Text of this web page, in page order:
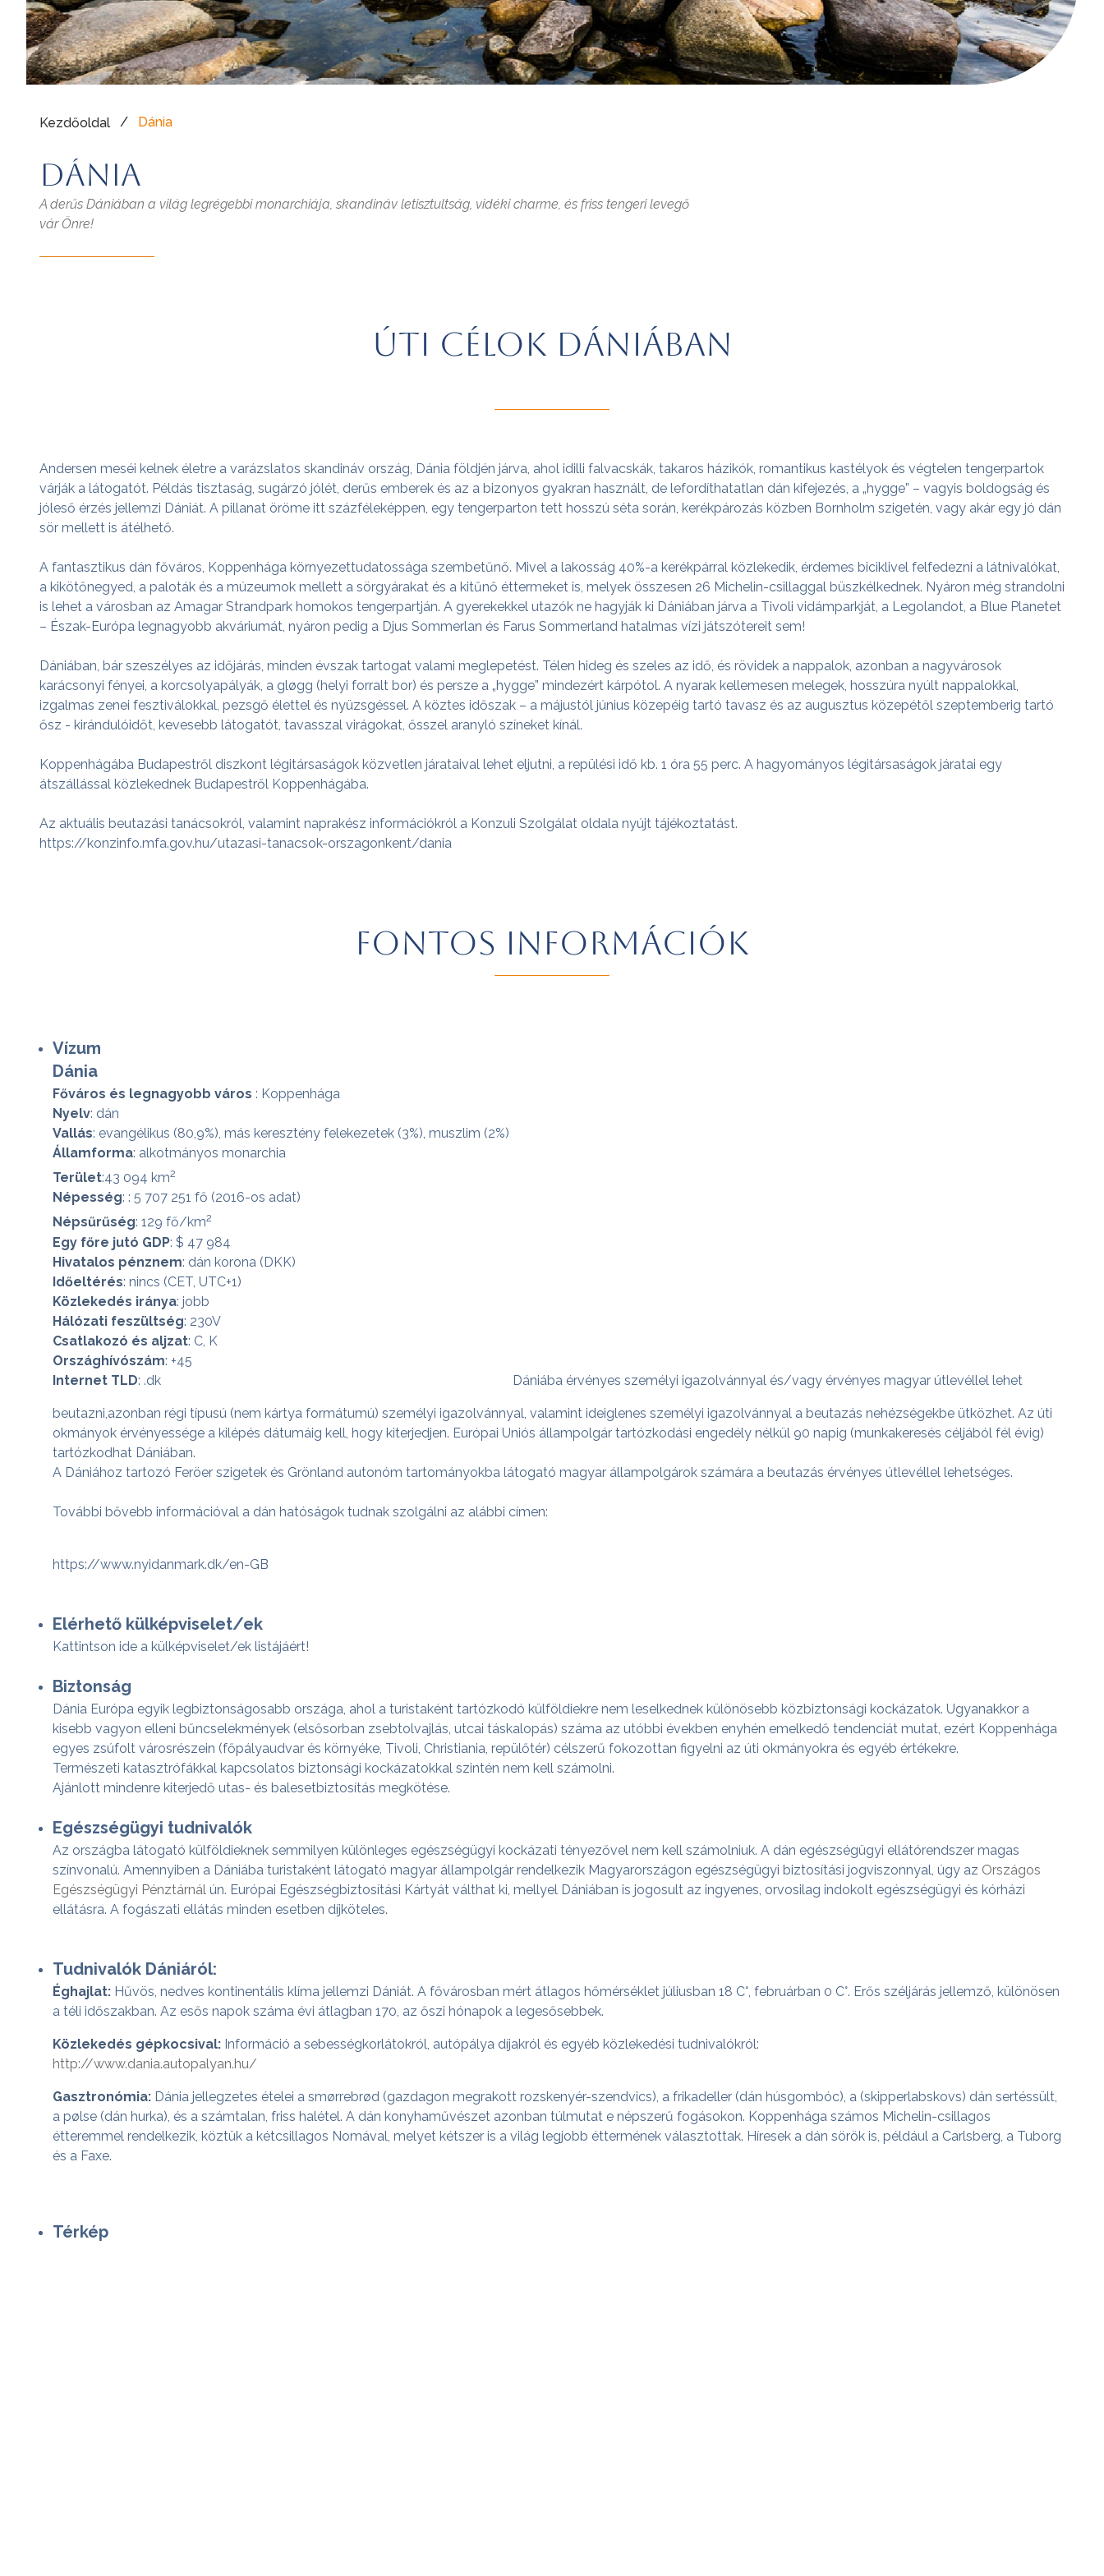
Kezdőoldal / Dánia
Dánia
A derűs Dániában a világ legrégebbi monarchiája, skandináv letisztultság, vidéki charme, és friss tengeri levegő
vár Önre!
Úti célok Dániában
Andersen meséi kelnek életre a varázslatos skandináv ország, Dánia földjén járva, ahol idilli falvacskák, takaros házikók, romantikus kastélyok és végtelen tengerpartok
várják a látogatót. Példás tisztaság, sugárzó jólét, derűs emberek és az a bizonyos gyakran használt, de lefordíthatatlan dán kifejezés, a „hygge” – vagyis boldogság és
jóleső érzés jellemzi Dániát. A pillanat öröme itt százféleképpen, egy tengerparton tett hosszú séta során, kerékpározás közben Bornholm szigetén, vagy akár egy jó dán
sör mellett is átélhető.
A fantasztikus dán főváros, Koppenhága környezettudatossága szembetűnő. Mivel a lakosság 40%-a kerékpárral közlekedik, érdemes biciklivel felfedezni a látnivalókat,
a kikötőnegyed, a paloták és a múzeumok mellett a sörgyárakat és a kitűnő éttermeket is, melyek összesen 26 Michelin-csillaggal büszkélkednek. Nyáron még strandolni
is lehet a városban az Amagar Strandpark homokos tengerpartján. A gyerekekkel utazók ne hagyják ki Dániában járva a Tivoli vidámparkját, a Legolandot, a Blue Planetet
– Észak-Európa legnagyobb akváriumát, nyáron pedig a Djus Sommerlan és Farus Sommerland hatalmas vízi játszótereit sem!
Dániában, bár szeszélyes az időjárás, minden évszak tartogat valami meglepetést. Télen hideg és szeles az idő, és rövidek a nappalok, azonban a nagyvárosok
karácsonyi fényei, a korcsolyapályák, a gløgg (helyi forralt bor) és persze a „hygge” mindezért kárpótol. A nyarak kellemesen melegek, hosszúra nyúlt nappalokkal,
izgalmas zenei fesztiválokkal, pezsgő élettel és nyüzsgéssel. A köztes időszak – a májustól június közepéig tartó tavasz és az augusztus közepétől szeptemberig tartó
ősz - kirándulóidőt, kevesebb látogatót, tavasszal virágokat, ősszel aranyló színeket kínál.
Koppenhágába Budapestről diszkont légitársaságok közvetlen járataival lehet eljutni, a repülési idő kb. 1 óra 55 perc. A hagyományos légitársaságok járatai egy
átszállással közlekednek Budapestről Koppenhágába.
Az aktuális beutazási tanácsokról, valamint naprakész információkról a Konzuli Szolgálat oldala nyújt tájékoztatást.
https://konzinfo.mfa.gov.hu/utazasi-tanacsok-orszagonkent/dania
Fontos információk
Vízum
Dánia
Főváros és legnagyobb város : Koppenhága
Nyelv: dán
Vallás: evangélikus (80,9%), más keresztény felekezetek (3%), muszlim (2%)
Államforma: alkotmányos monarchia
Terület:43 094 km2
Népesség: : 5 707 251 fő (2016-os adat)
Népsűrűség: 129 fő/km2
Egy főre jutó GDP: $ 47 984
Hivatalos pénznem: dán korona (DKK)
Időeltérés: nincs (CET, UTC+1)
Közlekedés iránya: jobb
Hálózati feszültség: 230V
Csatlakozó és aljzat: C, K
Országhívószám: +45
Internet TLD: .dk Dániába érvényes személyi igazolvánnyal és/vagy érvényes magyar útlevéllel lehet
beutazni,azonban régi típusú (nem kártya formátumú) személyi igazolvánnyal, valamint ideiglenes személyi igazolvánnyal a beutazás nehézségekbe ütközhet. Az úti
okmányok érvényessége a kilépés dátumáig kell, hogy kiterjedjen. Európai Uniós állampolgár tartózkodási engedély nélkül 90 napig (munkakeresés céljából fél évig)
tartózkodhat Dániában.
A Dániához tartozó Feröer szigetek és Grönland autonóm tartományokba látogató magyar állampolgárok számára a beutazás érvényes útlevéllel lehetséges.
További bővebb információval a dán hatóságok tudnak szolgálni az alábbi címen:
https://www.nyidanmark.dk/en-GB
Elérhető külképviselet/ek
Kattintson ide a külképviselet/ek listájáért!
Biztonság
Dánia Európa egyik legbiztonságosabb országa, ahol a turistaként tartózkodó külföldiekre nem leselkednek különösebb közbiztonsági kockázatok. Ugyanakkor a
kisebb vagyon elleni bűncselekmények (elsősorban zsebtolvajlás, utcai táskalopás) száma az utóbbi években enyhén emelkedő tendenciát mutat, ezért Koppenhága
egyes zsúfolt városrészein (főpályaudvar és környéke, Tivoli, Christiania, repülőtér) célszerű fokozottan figyelni az úti okmányokra és egyéb értékekre.
Természeti katasztrófákkal kapcsolatos biztonsági kockázatokkal szintén nem kell számolni.
Ajánlott mindenre kiterjedő utas- és balesetbiztosítás megkötése.
Egészségügyi tudnivalók
Az országba látogató külföldieknek semmilyen különleges egészségügyi kockázati tényezővel nem kell számolniuk. A dán egészségügyi ellátórendszer magas
színvonalú. Amennyiben a Dániába turistaként látogató magyar állampolgár rendelkezik Magyarországon egészségügyi biztosítási jogviszonnyal, úgy az Országos
Egészségügyi Pénztárnál ún. Európai Egészségbiztosítási Kártyát válthat ki, mellyel Dániában is jogosult az ingyenes, orvosilag indokolt egészségügyi és kórházi
ellátásra. A fogászati ellátás minden esetben díjköteles.
Tudnivalók Dániáról:
Éghajlat: Hűvös, nedves kontinentális klíma jellemzi Dániát. A fővárosban mért átlagos hőmérséklet júliusban 18 C°, februárban 0 C°. Erős széljárás jellemző, különösen
a téli időszakban. Az esős napok száma évi átlagban 170, az őszi hónapok a legesősebbek.
Közlekedés gépkocsival: Információ a sebességkorlátokról, autópálya díjakról és egyéb közlekedési tudnivalókról:
http://www.dania.autopalyan.hu/
Gasztronómia: Dánia jellegzetes ételei a smørrebrød (gazdagon megrakott rozskenyér-szendvics), a frikadeller (dán húsgombóc), a (skipperlabskovs) dán sertéssült,
a pølse (dán hurka), és a számtalan, friss halétel. A dán konyhaművészet azonban túlmutat e népszerű fogásokon. Koppenhága számos Michelin-csillagos
étteremmel rendelkezik, köztük a kétcsillagos Nomával, melyet kétszer is a világ legjobb éttermének választottak. Híresek a dán sörök is, például a Carlsberg, a Tuborg
és a Faxe.
Térkép